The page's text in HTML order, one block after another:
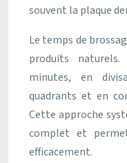
souvent la plaque
Le temps de
produits
minutes, en
quadrants et en
Cette approche
complet et
efficacement.